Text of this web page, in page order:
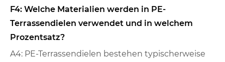
F4: Welche Materialien werden in PE-
Terrassendielen verwendet und in welchem ​​
Prozentsatz?
A4: PE-Terrassendielen bestehen typischerweise